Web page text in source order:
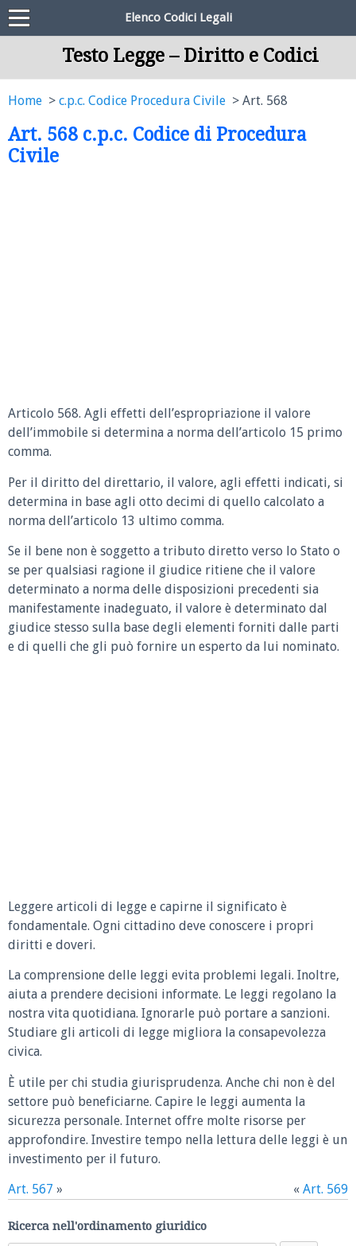
Elenco Codici Legali
Testo Legge – Diritto e Codici
Home c.p.c. Codice Procedura Civile Art. 568
Art. 568 c.p.c. Codice di Procedura
Civile
Articolo 568. Agli effetti dell’espropriazione il valore
dell’immobile si determina a norma dell’articolo 15 primo
comma.
Per il diritto del direttario, il valore, agli effetti indicati, si
determina in base agli otto decimi di quello calcolato a
norma dell’articolo 13 ultimo comma.
Se il bene non è soggetto a tributo diretto verso lo Stato o
se per qualsiasi ragione il giudice ritiene che il valore
determinato a norma delle disposizioni precedenti sia
manifestamente inadeguato, il valore è determinato dal
giudice stesso sulla base degli elementi forniti dalle parti
e di quelli che gli può fornire un esperto da lui nominato.
Leggere articoli di legge e capirne il significato è
fondamentale. Ogni cittadino deve conoscere i propri
diritti e doveri.
La comprensione delle leggi evita problemi legali. Inoltre,
aiuta a prendere decisioni informate. Le leggi regolano la
nostra vita quotidiana. Ignorarle può portare a sanzioni.
Studiare gli articoli di legge migliora la consapevolezza
civica.
È utile per chi studia giurisprudenza. Anche chi non è del
settore può beneficiarne. Capire le leggi aumenta la
sicurezza personale. Internet offre molte risorse per
approfondire. Investire tempo nella lettura delle leggi è un
investimento per il futuro.
Art. 567 » « Art. 569
Ricerca nell'ordinamento giuridico